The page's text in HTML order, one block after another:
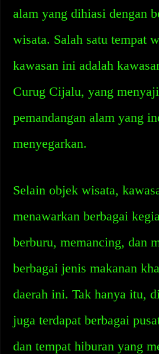
alam yang dihiasi dengan
wisata. Salah satu tempat
kawasan ini adalah
Curug Cijalu, yang
pemandangan alam yang
menyegarkan.
Selain objek wisata,
menawarkan berbagai
berburu, memancing, dan
berbagai jenis makanan
daerah ini. Tak hanya itu,
juga terdapat berbagai
dan tempat hiburan yang